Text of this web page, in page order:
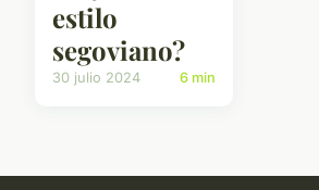
estilo
segoviano?
30 julio 2024 6 min